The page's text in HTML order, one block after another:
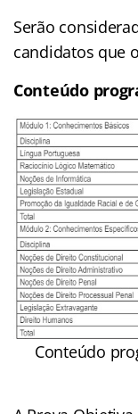
Serão
candidatos que
Conteúdo
Conteúdo